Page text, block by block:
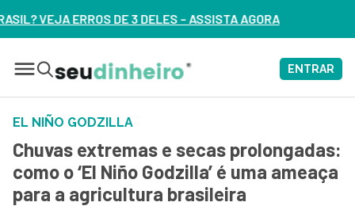
– ASSISTA AGORA
ENTRAR
EL NIÑO GODZILLA
Chuvas extremas e secas prolongadas:
como o ‘El Niño Godzilla’ é uma ameaça
para a agricultura brasileira